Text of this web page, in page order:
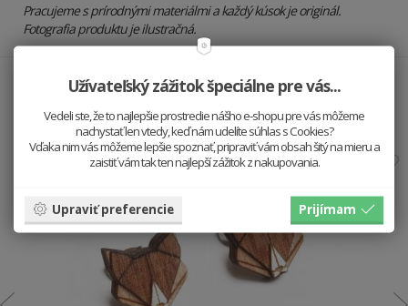
Pracujeme s prírodnými materiálmi a každý kúsok je originál.
Fotografia produktu je ilustračná.
Hodí sa k sebe
Užívateľský zážitok špeciálne pre vás...
Vedeli ste, že to najlepšie prostredie nášho e-shopu pre vás môžeme
nachystať len vtedy, keď nám udelíte súhlas s Cookies?
Vďaka nim vás môžeme lepšie spoznať, pripraviť vám obsah šitý na mieru a
zaistiť vám tak ten najlepší zážitok z nakupovania.
Upraviť preferencie Prijímam